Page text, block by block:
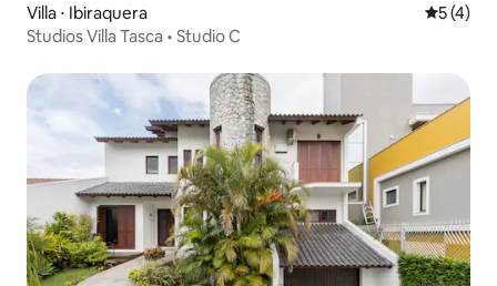
Villa ⋅ Ibiraquera
5 (4)
Studios Villa Tasca • Studio C